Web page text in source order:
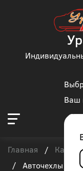
Ваш
Главная /
/
Авточехлы